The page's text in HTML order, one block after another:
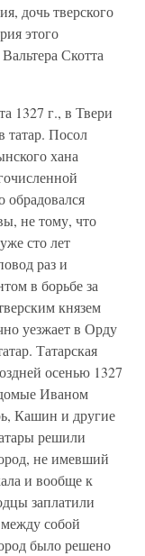
дочь тверского
этого
Скотта
1327 г., в Твери
татар. Посол
хана
не тому, что
сто лет
раз и
в борьбе за
князем
уезжает в Орду
Татарская
осенью 1327
Иваном
Кашин и другие
решили
не имевший
и вообще к
заплатили
собой
было решено